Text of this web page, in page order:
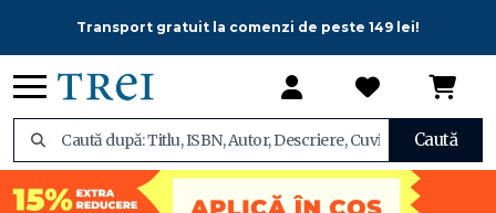
Transport gratuit la comenzi de peste 149 lei!
Caută